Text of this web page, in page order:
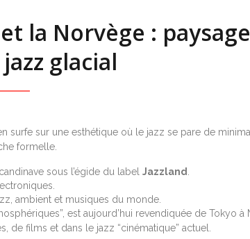
la Norvège :
glacial
sur une esthétique où le jazz se pare de
formelle.
sous l’égide du label Jazzland
ambient et musiques du monde.
est aujourd’hui revendiquée de Tokyo à
de films et dans le jazz “cinématique” actuel.